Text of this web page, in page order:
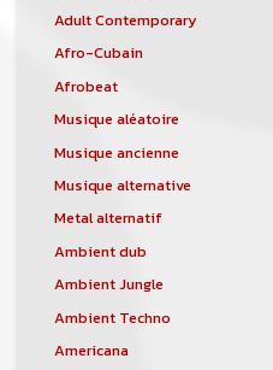
Adult Contemporary
Afro-Cubain
Afrobeat
Musique aléatoire
Musique ancienne
Musique alternative
Metal alternatif
Ambient dub
Ambient Jungle
Ambient Techno
Americana